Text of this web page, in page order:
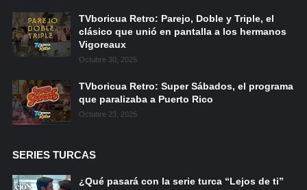
TVboricua Retro: Parejo, Doble y Triple, el
clásico que unió en pantalla a los hermanos
Vigoreaux
Octubre 30, 2025
TVboricua Retro: Super Sábados, el programa
que paralizaba a Puerto Rico
Octubre 23, 2025
SERIES TURCAS
¿Qué pasará con la serie turca “Lejos de ti”